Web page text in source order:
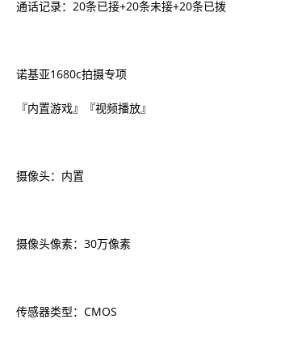
通话记录：20条已接+20条未接+20条已拨
诺基亚1680c拍摄专项
『内置游戏』『视频播放』
摄像头：内置
摄像头像素：30万像素
传感器类型：CMOS